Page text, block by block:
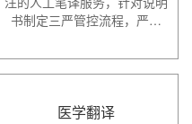
书制定三严管控流程，严…
医学翻译